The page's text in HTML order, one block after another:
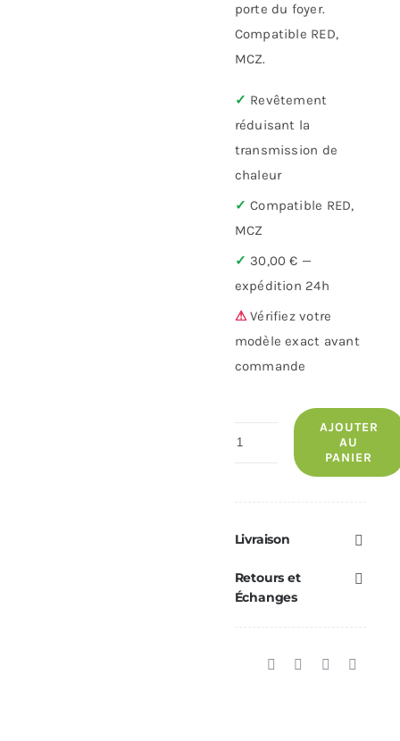
porte du foyer.
Compatible RED,
MCZ.
✓ Revêtement
réduisant la
transmission de
chaleur
✓ Compatible RED,
MCZ
✓ 30,00 € —
expédition 24h
⚠Vérifiez votre
modèle exact avant
commande
quantité
RED/MCZ
Réf.
41400911160
AJOUTER
AU
PANIER
Livraison
Retours et
Échanges